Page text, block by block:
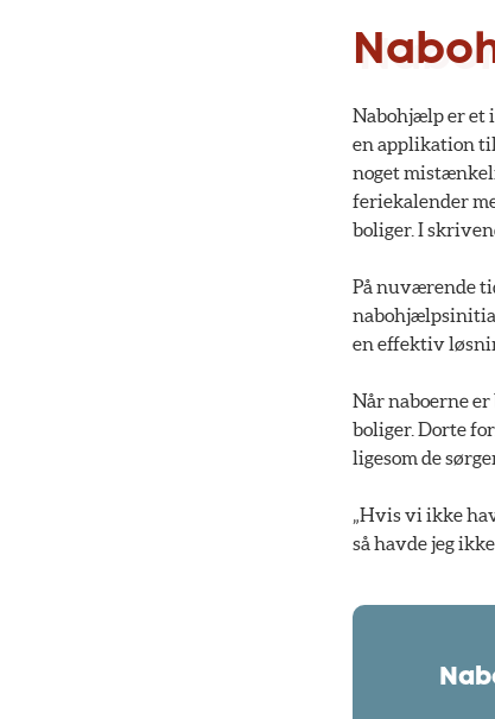
Nabohjælp er et
en applikation
noget
feriekalender
boliger. I
På nuværende
en effektiv
Når naboerne
boliger. Dorte
ligesom de
„Hvis vi ikke
så havde jeg